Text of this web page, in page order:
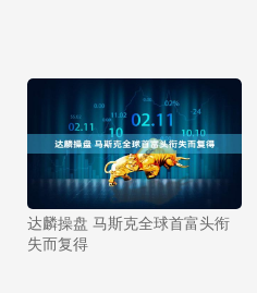
达麟操盘 马斯克全球首富头衔
失而复得